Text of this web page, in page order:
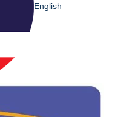
English